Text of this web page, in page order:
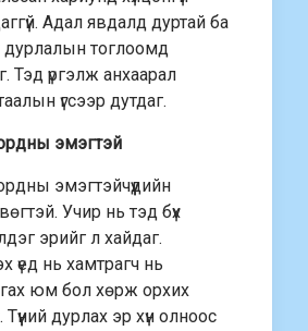
Адал явдалд дуртай ба
дурлалын тоглоомд
Тэд үргэлж анхаарал
үгсээр дутдаг.
эмэгтэй
эмэгтэйчүүдийн
Учир нь тэд бүх
эрийг л хайдаг.
үед нь хамтрагч нь
юм бол хөрж орхих
дурлах эр хүн олноос